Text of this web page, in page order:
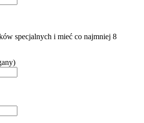
specjalnych i mieć co najmniej 8